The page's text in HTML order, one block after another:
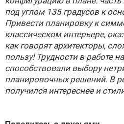
под углом 135 градусов к
Привести планировку к
классическом интерьере,
как говорят архитекторы,
пользу! Трудности в работе
способствовали выбору
планировочных решений. В
получился интереснее и